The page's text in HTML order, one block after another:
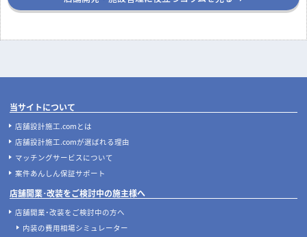
当サイトについて
店舗設計施工.comとは
店舗設計施工.comが選ばれる理由
マッチングサービスについて
案件あんしん保証サポート
店舗開業･改装をご検討中の施主様へ
店舗開業･改装をご検討中の方へ
内装の費用相場シミュレーター